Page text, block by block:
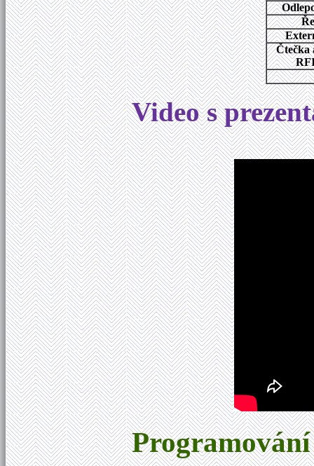
Čtečka
Video s